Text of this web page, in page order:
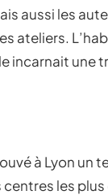
aussi les
ateliers.
incarnait une
à Lyon un
les